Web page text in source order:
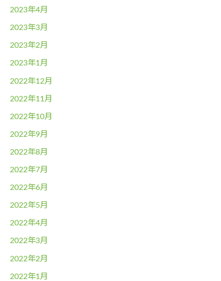
2023年4月
2023年3月
2023年2月
2023年1月
2022年12月
2022年11月
2022年10月
2022年9月
2022年8月
2022年7月
2022年6月
2022年5月
2022年4月
2022年3月
2022年2月
2022年1月